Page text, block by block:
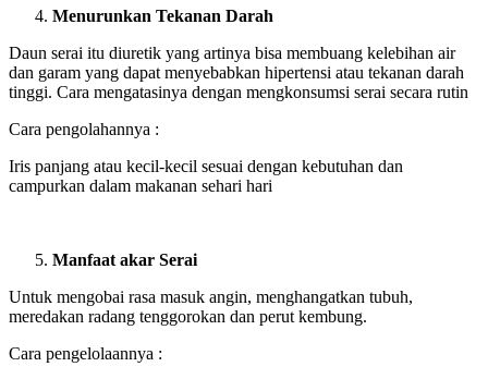
Menurunkan Tekanan Darah
Daun serai itu diuretik yang artinya bisa membuang kelebihan air
dan garam yang dapat menyebabkan hipertensi atau tekanan darah
tinggi. Cara mengatasinya dengan mengkonsumsi serai secara rutin
Cara pengolahannya :
Iris panjang atau kecil-kecil sesuai dengan kebutuhan dan
campurkan dalam makanan sehari hari
Manfaat akar Serai
Untuk mengobai rasa masuk angin, menghangatkan tubuh,
meredakan radang tenggorokan dan perut kembung.
Cara pengelolaannya :